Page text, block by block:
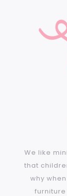
We like
that
why